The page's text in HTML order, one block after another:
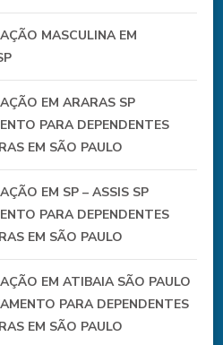
MASCULINA EM
EM ARARAS SP
PARA DEPENDENTES
EM SÃO PAULO
EM SP – ASSIS SP
PARA DEPENDENTES
EM SÃO PAULO
EM ATIBAIA SÃO PAULO
PARA DEPENDENTES
EM SÃO PAULO